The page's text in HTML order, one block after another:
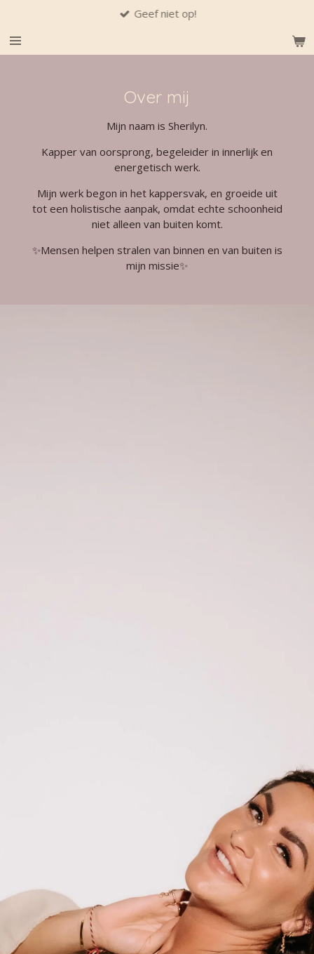
naar
Geef niet op!
Over mij
Mijn naam is Sherilyn.
Kapper van oorsprong, begeleider in innerlijk en
energetisch werk.
Mijn werk begon in het kappersvak, en groeide uit
tot een holistische aanpak, omdat echte schoonheid
niet alleen van buiten komt.
✨Mensen helpen stralen van binnen en van buiten is
mijn missie✨